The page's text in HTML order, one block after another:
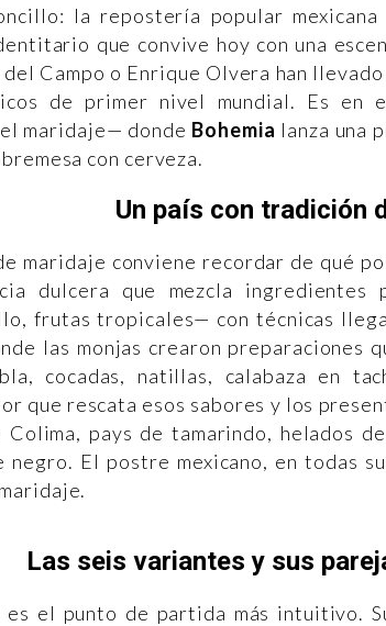
la repostería popular
que convive hoy con una
Campo o Enrique Olvera han
de primer nivel mundial. Es en
maridaje— donde Bohemia lanza una
con cerveza.
Un país con tradición
maridaje conviene recordar de qué
dulcera que mezcla ingredientes
frutas tropicales— con técnicas
las monjas crearon preparaciones
cocadas, natillas, calabaza en
que rescata esos sabores y los
pays de tamarindo, helados
negro. El postre mexicano, en todas
Las seis variantes y sus
es el punto de partida más intuitivo.